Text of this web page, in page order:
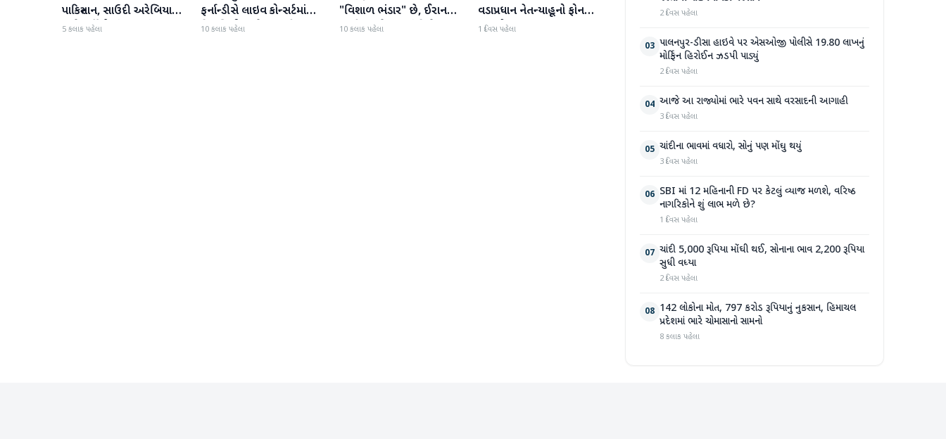
પાકિસ્તાન, સાઉદી અરેબિયા
અને તુર્કીએ સંયુક્ત સંરક્ષણ
5 કલાક પહેલા
ફર્નાન્ડીસે લાઇવ કોન્સર્ટમાંથી
નિવૃત્તિની જાહેરાત કરી
10 કલાક પહેલા
"વિશાળ ભંડાર" છે, ઈરાન
"ગરીબ" છે, ટ્રમ્પનું નિવેદન
10 કલાક પહેલા
વડાપ્રધાન નેતન્યાહૂનો ફોન
આવ્યો
1 દિવસ પહેલા
2 દિવસ પહેલા
03 પાલનપુર-ડીસા હાઇવે પર એસઓજી પોલીસે 19.80 લાખનું
મોર્ફિન હિરોઈન ઝડપી પાડ્યું
2 દિવસ પહેલા
04 આજે આ રાજ્યોમાં ભારે પવન સાથે વરસાદની આગાહી
3 દિવસ પહેલા
05 ચાંદીના ભાવમાં વધારો, સોનું પણ મોંઘુ થયું
3 દિવસ પહેલા
06 SBI માં 12 મહિનાની FD પર કેટલું વ્યાજ મળશે, વરિષ્ઠ
નાગરિકોને શું લાભ મળે છે?
1 દિવસ પહેલા
07 ચાંદી 5,000 રૂપિયા મોંઘી થઈ, સોનાના ભાવ 2,200 રૂપિયા
સુધી વધ્યા
2 દિવસ પહેલા
08 142 લોકોના મોત, 797 કરોડ રૂપિયાનું નુકસાન, હિમાચલ
પ્રદેશમાં ભારે ચોમાસાનો સામનો
8 કલાક પહેલા